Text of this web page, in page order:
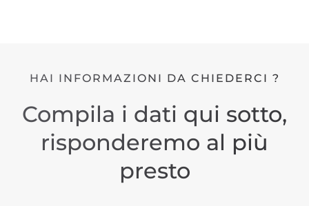
HAI INFORMAZIONI DA CHIEDERCI ?
Compila i dati qui sotto,
risponderemo al più
presto